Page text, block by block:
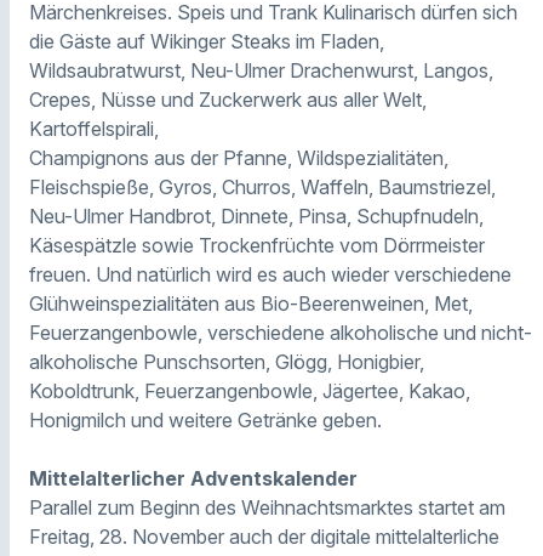
Märchenkreises. Speis und Trank Kulinarisch dürfen sich
die Gäste auf Wikinger Steaks im Fladen,
Wildsaubratwurst, Neu-Ulmer Drachenwurst, Langos,
Crepes, Nüsse und Zuckerwerk aus aller Welt,
Kartoffelspirali,
Champignons aus der Pfanne, Wildspezialitäten,
Fleischspieße, Gyros, Churros, Waffeln, Baumstriezel,
Neu-Ulmer Handbrot, Dinnete, Pinsa, Schupfnudeln,
Käsespätzle sowie Trockenfrüchte vom Dörrmeister
freuen. Und natürlich wird es auch wieder verschiedene
Glühweinspezialitäten aus Bio-Beerenweinen, Met,
Feuerzangenbowle, verschiedene alkoholische und nicht-
alkoholische Punschsorten, Glögg, Honigbier,
Koboldtrunk, Feuerzangenbowle, Jägertee, Kakao,
Honigmilch und weitere Getränke geben.
Mittelalterlicher Adventskalender
Parallel zum Beginn des Weihnachtsmarktes startet am
Freitag, 28. November auch der digitale mittelalterliche